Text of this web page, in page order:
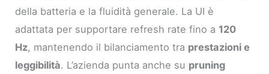
della batteria e la fluidità generale. La UI è
adattata per supportare refresh rate fino a 120
Hz, mantenendo il bilanciamento tra prestazioni e
leggibilità. L’azienda punta anche su pruning